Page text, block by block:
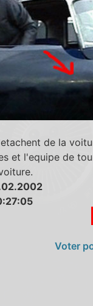
de la
et l'equipe de
Voter